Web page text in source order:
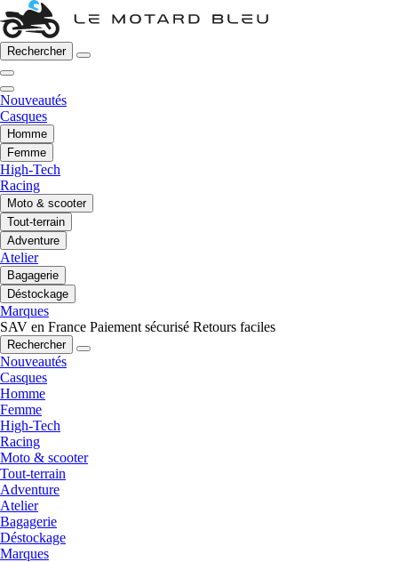
Rechercher
Nouveautés
Casques
Homme
Femme
High-Tech
Racing
Moto & scooter
Tout-terrain
Adventure
Atelier
Bagagerie
Déstockage
Marques
SAV en France Paiement sécurisé Retours faciles
Rechercher
Nouveautés
Casques
Homme
Femme
High-Tech
Racing
Moto & scooter
Tout-terrain
Adventure
Atelier
Bagagerie
Déstockage
Marques